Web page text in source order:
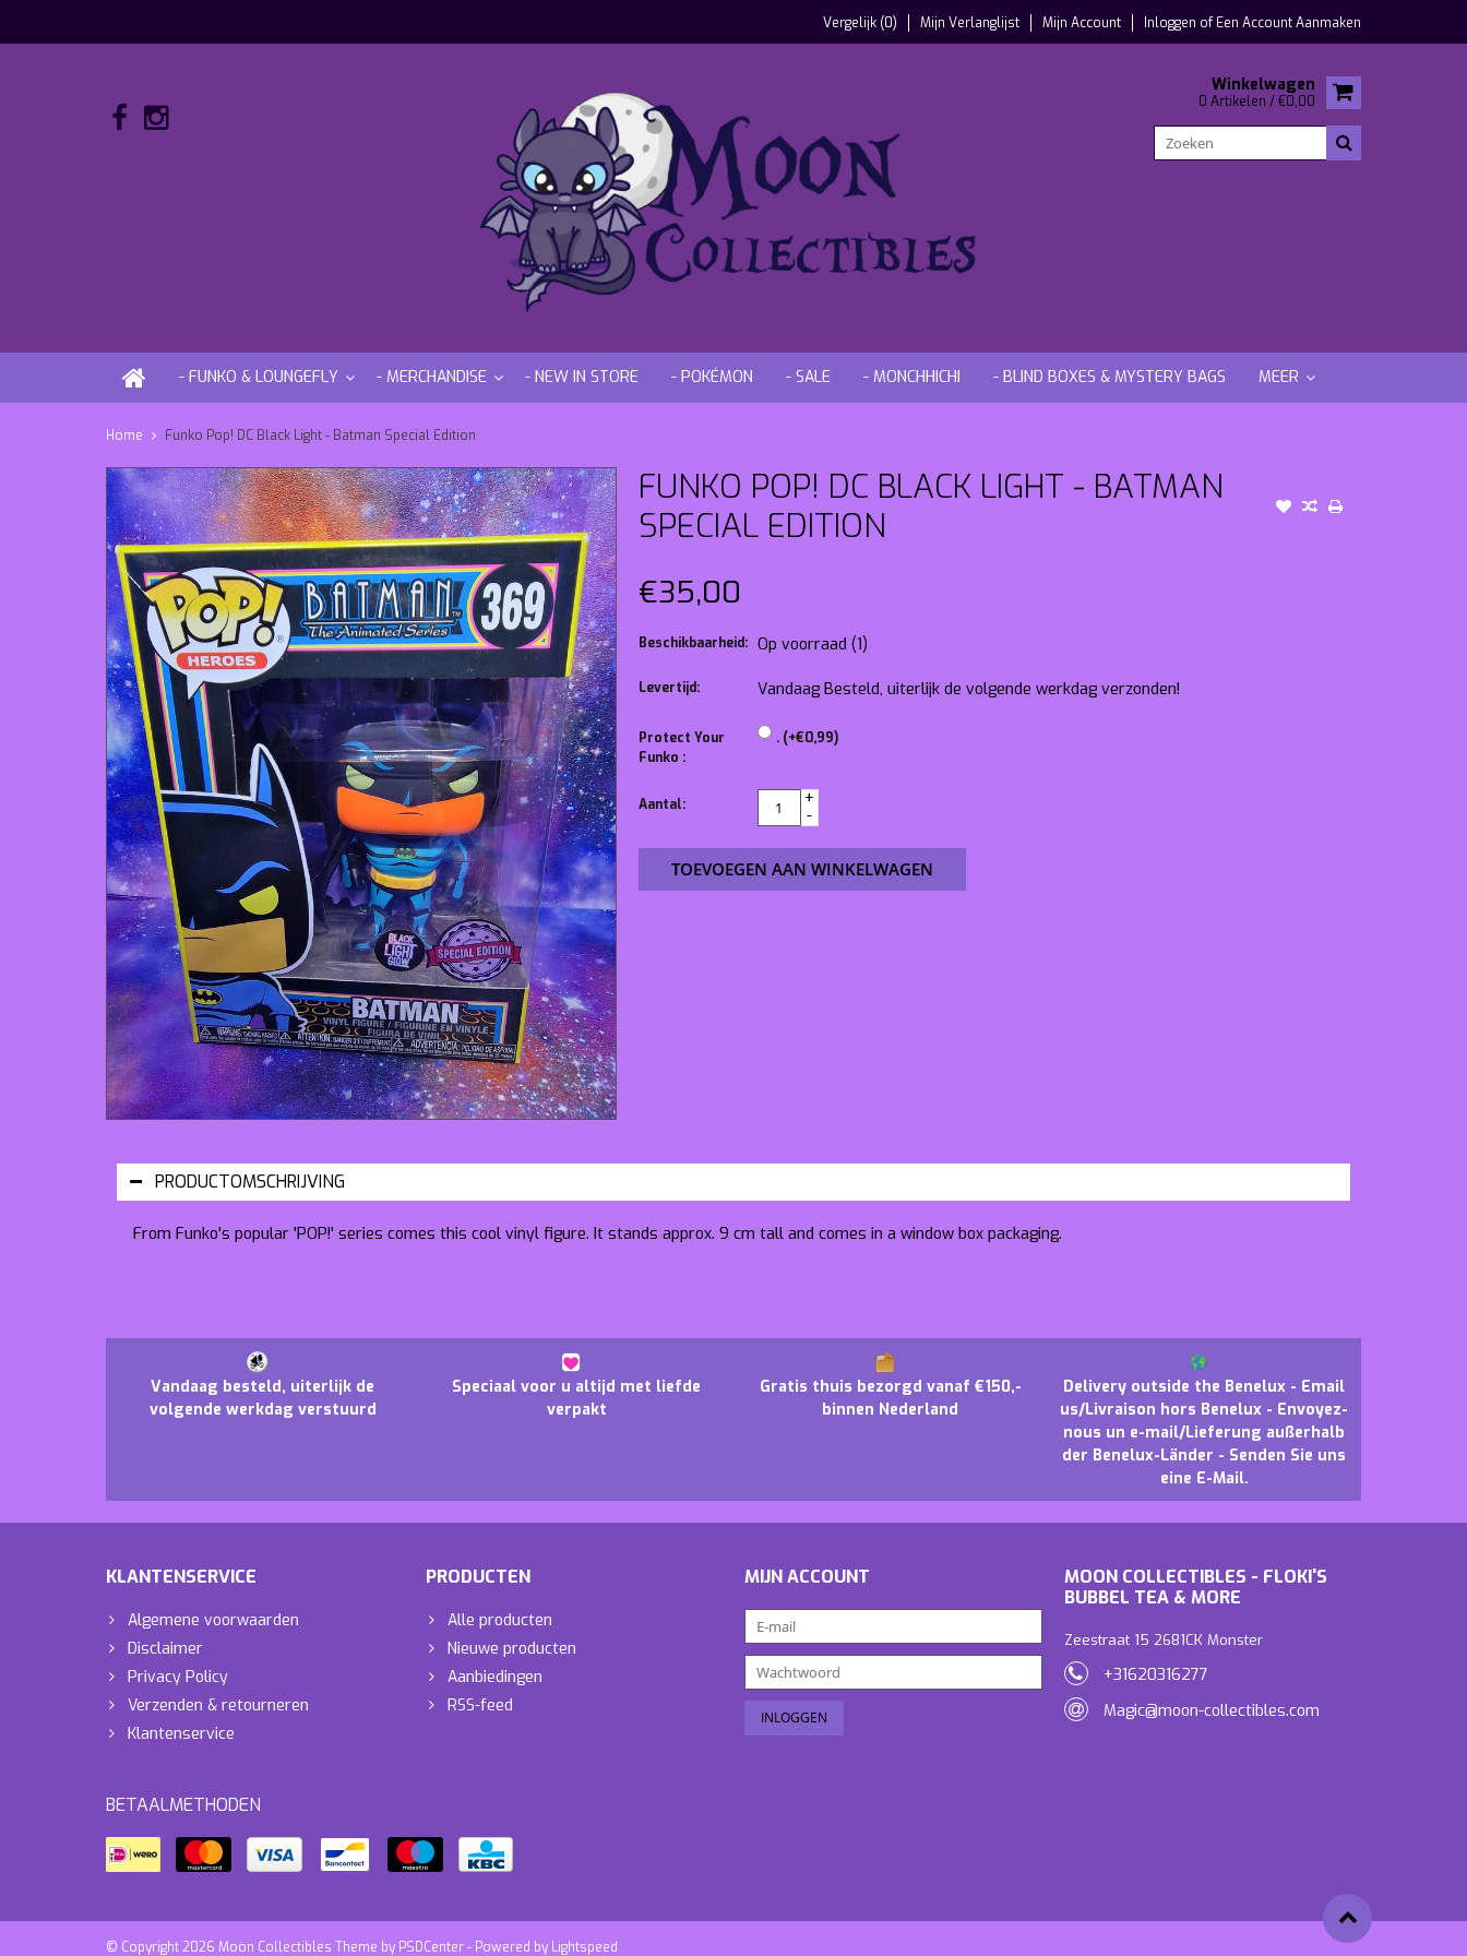
Vergelijk (0) Mijn Verlanglijst Mijn Account Inloggen ofEen Account Aanmaken
Winkelwagen
0 Artikelen / €0,00
- FUNKO & LOUNGEFLY - MERCHANDISE - NEW IN STORE - POKÉMON - SALE - MONCHHICHI - BLIND BOXES & MYSTERY BAGS MEER
Home Funko Pop! DC Black Light - Batman Special Edition
FUNKO POP! DC BLACK LIGHT - BATMAN
SPECIAL EDITION
€35,00
Beschikbaarheid: Op voorraad (1)
Levertijd: Vandaag Besteld, uiterlijk de volgende werkdag verzonden!
Protect Your
Funko :
. (+€0,99)
Aantal:
+
-
TOEVOEGEN AAN WINKELWAGEN
PRODUCTOMSCHRIJVING
From Funko's popular 'POP!' series comes this cool vinyl figure. It stands approx. 9 cm tall and comes in a window box packaging.
Vandaag besteld, uiterlijk de
volgende werkdag verstuurd
Speciaal voor u altijd met liefde
verpakt
Gratis thuis bezorgd vanaf €150,-
binnen Nederland
Delivery outside the Benelux - Email
us/Livraison hors Benelux - Envoyez-
nous un e-mail/Lieferung außerhalb
der Benelux-Länder - Senden Sie uns
eine E-Mail.
KLANTENSERVICE
Algemene voorwaarden
Disclaimer
Privacy Policy
Verzenden & retourneren
Klantenservice
PRODUCTEN
Alle producten
Nieuwe producten
Aanbiedingen
RSS-feed
MIJN ACCOUNT
MOON COLLECTIBLES - FLOKI'S
BUBBEL TEA & MORE
Zeestraat 15 2681CK Monster
+31620316277
Magic@moon-collectibles.com
BETAALMETHODEN
© Copyright 2026 Moon Collectibles Theme by PSDCenter- Powered by Lightspeed